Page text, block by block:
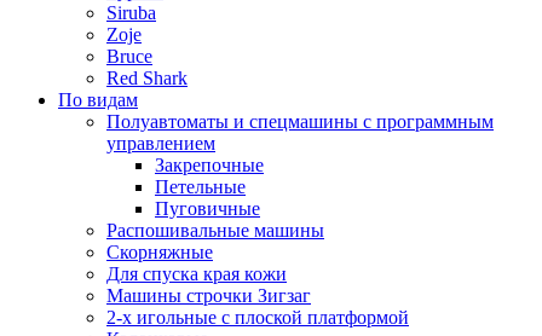
Siruba
Zoje
Bruce
Red Shark
По видам
Полуавтоматы и спецмашины с программным
управлением
Закрепочные
Петельные
Пуговичные
Распошивальные машины
Скорняжные
Для спуска края кожи
Машины строчки Зигзаг
2-х игольные с плоской платформой